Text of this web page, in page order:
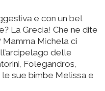
e con un bel
La Grecia! Che ne dite
Michela ci
delle
Folegandros,
sue bimbe Melissa e